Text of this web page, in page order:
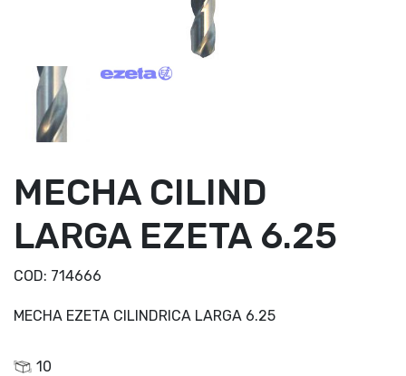
MECHA CILIND
LARGA EZETA 6.25
COD: 714666
MECHA EZETA CILINDRICA LARGA 6.25
10